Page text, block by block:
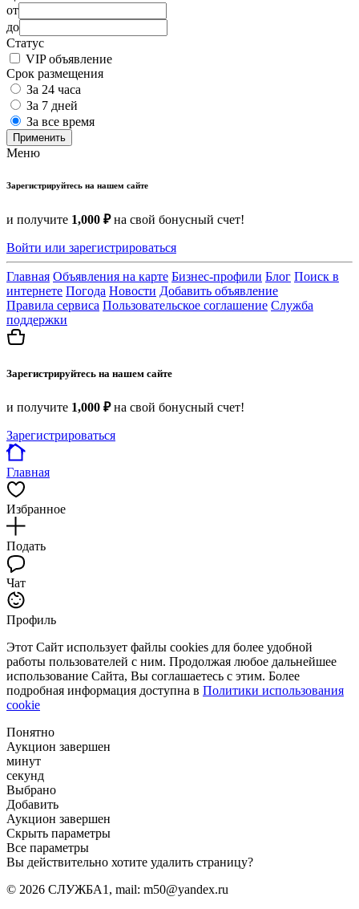
от
до
Статус
VIP объявление
Срок размещения
За 24 часа
За 7 дней
За все время
Применить
Меню
Зарегистрируйтесь на нашем сайте
и получите 1,000 ₽на свой бонусный счет!
Войти или зарегистрироваться
Главная Объявления на карте Бизнес-профили Блог Поиск в
интернете Погода Новости Добавить объявление
Правила сервиса Пользовательское соглашение Служба
поддержки
Зарегистрируйтесь на нашем сайте
и получите 1,000 ₽на свой бонусный счет!
Зарегистрироваться
Главная
Избранное
Подать
Чат
Профиль
Этот Сайт использует файлы cookies для более удобной
работы пользователей с ним. Продолжая любое дальнейшее
использование Сайта, Вы соглашаетесь с этим. Более
подробная информация доступна в Политики использования
cookie
Понятно
Аукцион завершен
минут
секунд
Выбрано
Добавить
Аукцион завершен
Скрыть параметры
Все параметры
Вы действительно хотите удалить страницу?
© 2026 СЛУЖБА1, mail: m50@yandex.ru